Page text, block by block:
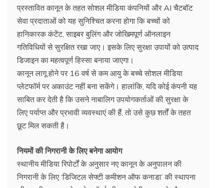
प्रस्तावित कानून के तहत सोशल मीडिया कंपनियों और AI चैटबॉट
सेवा प्रदाताओं को यह सुनिश्चित करना होगा कि बच्चों को
हानिकारक कंटेंट, साइबर बुलिंग और जोखिमपूर्ण ऑनलाइन
गतिविधियों से सुरक्षित रखा जाए। इसके लिए सुरक्षा उपायों को उत्पाद
डिजाइन का महत्वपूर्ण हिस्सा बनाया जाएगा।
कानून लागू होने पर 16 वर्ष से कम आयु के बच्चे सोशल मीडिया
प्लेटफॉर्म पर अकाउंट नहीं बना सकेंगे। हालांकि, यदि कोई कंपनी यह
साबित कर देती है कि उसने नाबालिग उपयोगकर्ताओं की सुरक्षा के
लिए पर्याप्त और प्रभावी व्यवस्थाएं की हैं, तो उसे कुछ शर्तों के तहत
छूट मिल सकती है।
नियमों की निगरानी के लिए बनेगा आयोग
स्थानीय मीडिया रिपोर्टों के अनुसार नए कानून के अनुपालन की
निगरानी के लिए ‘डिजिटल सेफ्टी कमीशन ऑफ कनाडा’ की स्थापना